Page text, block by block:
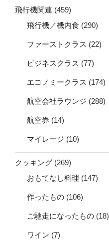
飛行機関連 (459)
飛行機／機内食 (290)
ファーストクラス (22)
ビジネスクラス (77)
エコノミークラス (174)
航空会社ラウンジ (288)
航空券 (14)
マイレージ (10)
クッキング (269)
おもてなし料理 (147)
作ったもの (106)
ご馳走になったもの (18)
ワイン (7)